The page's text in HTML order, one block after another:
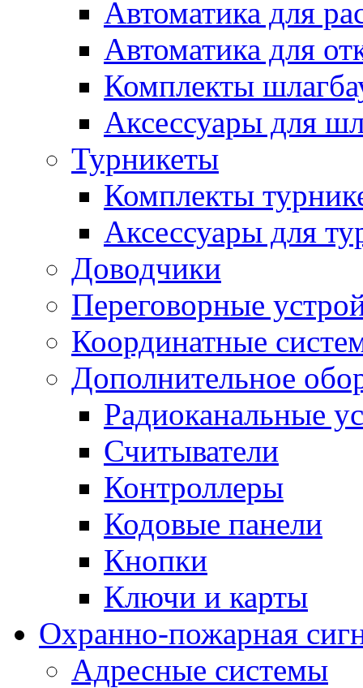
Автоматика для
Автоматика для
Комплекты
Аксессуары для
Турникеты
Комплекты
Аксессуары для
Доводчики
Переговорные
Координатные
Дополнительное
Радиоканальные
Считыватели
Контроллеры
Кодовые панели
Кнопки
Ключи и карты
Охранно-пожарная
Адресные системы